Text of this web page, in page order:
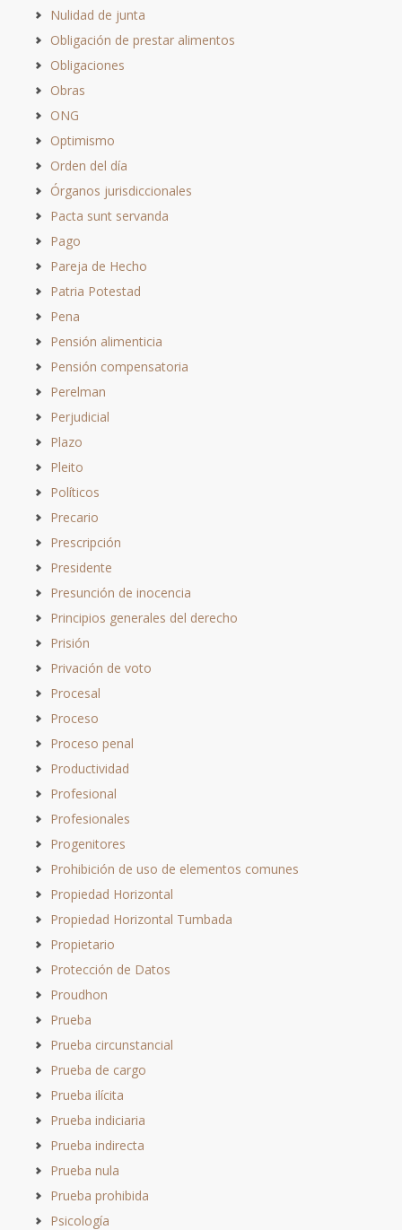
Nulidad de junta
Obligación de prestar alimentos
Obligaciones
Obras
ONG
Optimismo
Orden del día
Órganos jurisdiccionales
Pacta sunt servanda
Pago
Pareja de Hecho
Patria Potestad
Pena
Pensión alimenticia
Pensión compensatoria
Perelman
Perjudicial
Plazo
Pleito
Políticos
Precario
Prescripción
Presidente
Presunción de inocencia
Principios generales del derecho
Prisión
Privación de voto
Procesal
Proceso
Proceso penal
Productividad
Profesional
Profesionales
Progenitores
Prohibición de uso de elementos comunes
Propiedad Horizontal
Propiedad Horizontal Tumbada
Propietario
Protección de Datos
Proudhon
Prueba
Prueba circunstancial
Prueba de cargo
Prueba ilícita
Prueba indiciaria
Prueba indirecta
Prueba nula
Prueba prohibida
Psicología